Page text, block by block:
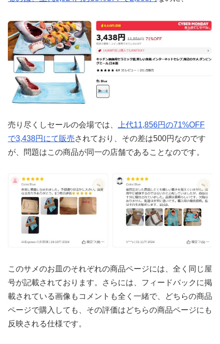
売り尽くしセールの会場では、
上代11,856円の71%OFF
で3,438円にて販売されており、その差は500円なのです
が、問題はこの商品が同一の店舗であることなのです。
このサメのお皿のそれぞれの商品ページには、全く同じ屋
号が記載されております。さらには、フィードバックに掲
載されている画像もコメントも全く一緒で、どちらの商品
ページで購入しても、その評価はどちらの商品ページにも
反映される仕様です。